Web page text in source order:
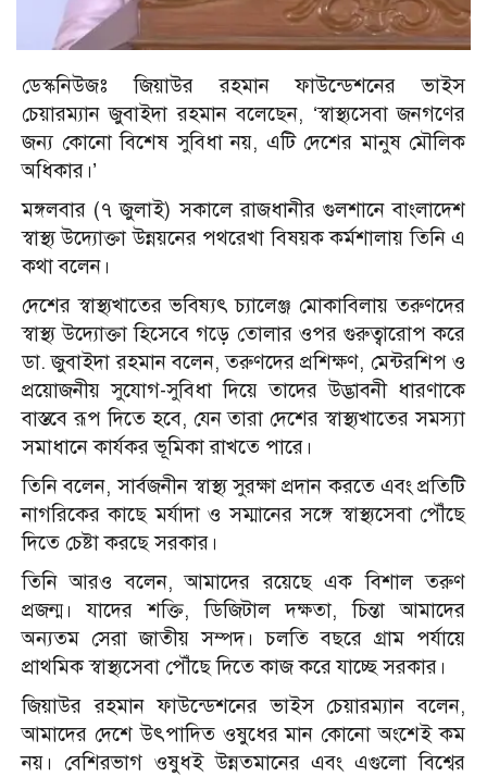
ডেস্কনিউজঃ জিয়াউর রহমান ফাউন্ডেশনের ভাইস
চেয়ারম্যান জুবাইদা রহমান বলেছেন, ‘স্বাস্থ্যসেবা জনগণের
জন্য কোনো বিশেষ সুবিধা নয়, এটি দেশের মানুষ মৌলিক
অধিকার।’
মঙ্গলবার (৭ জুলাই) সকালে রাজধানীর গুলশানে বাংলাদেশ
স্বাস্থ্য উদ্যোক্তা উন্নয়নের পথরেখা বিষয়ক কর্মশালায় তিনি এ
কথা বলেন।
দেশের স্বাস্থ্যখাতের ভবিষ্যৎ চ্যালেঞ্জ মোকাবিলায় তরুণদের
স্বাস্থ্য উদ্যোক্তা হিসেবে গড়ে তোলার ওপর গুরুত্বারোপ করে
ডা. জুবাইদা রহমান বলেন, তরুণদের প্রশিক্ষণ, মেন্টরশিপ ও
প্রয়োজনীয় সুযোগ-সুবিধা দিয়ে তাদের উদ্ভাবনী ধারণাকে
বাস্তবে রূপ দিতে হবে, যেন তারা দেশের স্বাস্থ্যখাতের সমস্যা
সমাধানে কার্যকর ভূমিকা রাখতে পারে।
তিনি বলেন, সার্বজনীন স্বাস্থ্য সুরক্ষা প্রদান করতে এবং প্রতিটি
নাগরিকের কাছে মর্যাদা ও সম্মানের সঙ্গে স্বাস্থ্যসেবা পৌঁছে
দিতে চেষ্টা করছে সরকার।
তিনি আরও বলেন, আমাদের রয়েছে এক বিশাল তরুণ
প্রজন্ম। যাদের শক্তি, ডিজিটাল দক্ষতা, চিন্তা আমাদের
অন্যতম সেরা জাতীয় সম্পদ। চলতি বছরে গ্রাম পর্যায়ে
প্রাথমিক স্বাস্থ্যসেবা পৌঁছে দিতে কাজ করে যাচ্ছে সরকার।
জিয়াউর রহমান ফাউন্ডেশনের ভাইস চেয়ারম্যান বলেন,
আমাদের দেশে উৎপাদিত ওষুধের মান কোনো অংশেই কম
নয়। বেশিরভাগ ওষুধই উন্নতমানের এবং এগুলো বিশ্বের